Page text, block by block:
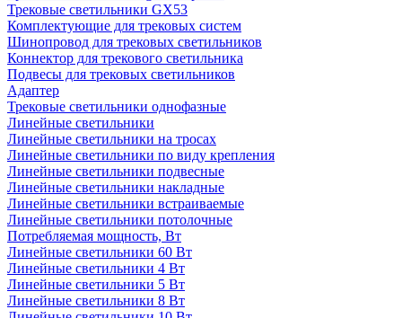
Трековые светильники GX53
Комплектующие для трековых систем
Шинопровод для трековых светильников
Коннектор для трекового светильника
Подвесы для трековых светильников
Адаптер
Трековые светильники однофазные
Линейные светильники
Линейные светильники на тросах
Линейные светильники по виду крепления
Линейные светильники подвесные
Линейные светильники накладные
Линейные светильники встраиваемые
Линейные светильники потолочные
Потребляемая мощность, Вт
Линейные светильники 60 Вт
Линейные светильники 4 Вт
Линейные светильники 5 Вт
Линейные светильники 8 Вт